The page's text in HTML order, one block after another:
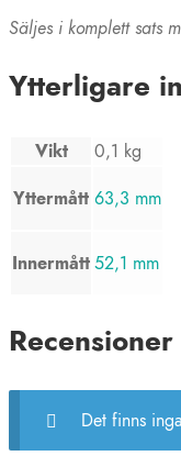
Säljes i komplett sats
Ytterligare
Vikt
0,1 kg
Yttermått 63,3 mm
Innermått52,1 mm
Recensioner
Det finns